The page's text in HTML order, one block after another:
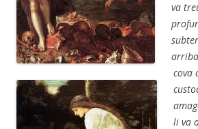
va
cova
li va